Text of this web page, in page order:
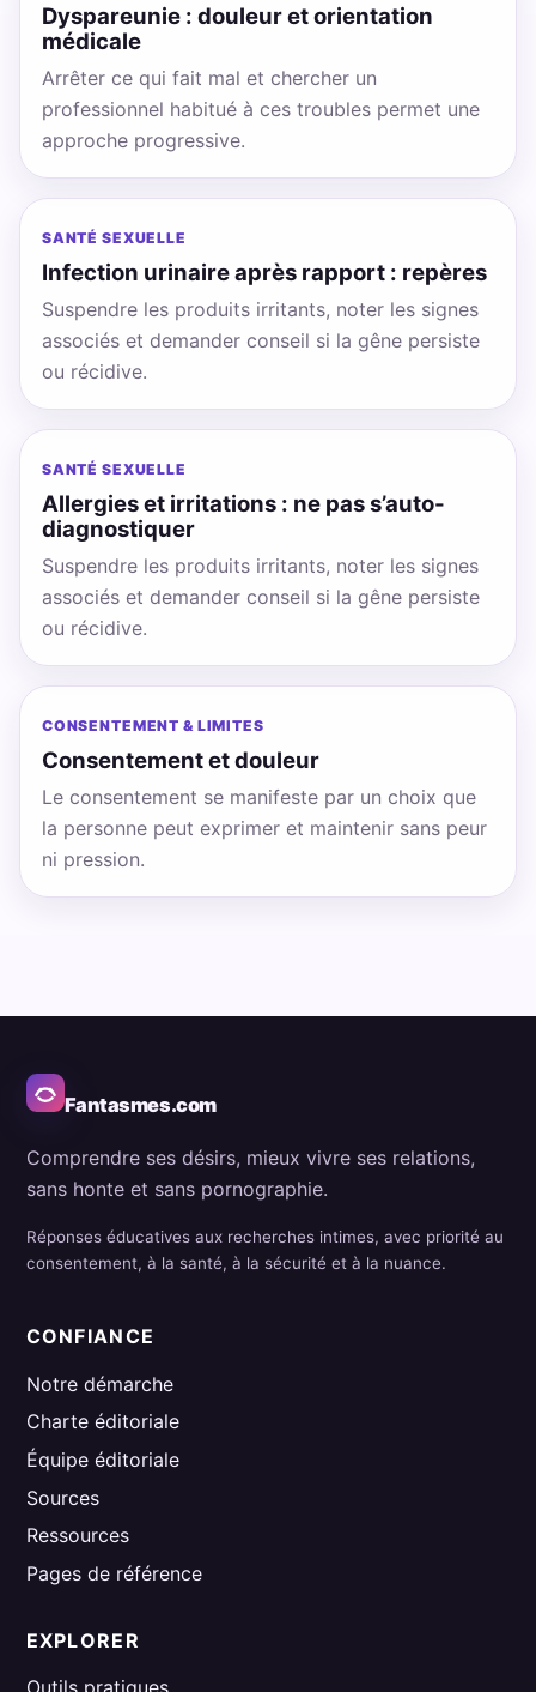
Dyspareunie : douleur et orientation
médicale
Arrêter ce qui fait mal et chercher un
professionnel habitué à ces troubles permet une
approche progressive.
SANTÉ SEXUELLE
Infection urinaire après rapport : repères
Suspendre les produits irritants, noter les signes
associés et demander conseil si la gêne persiste
ou récidive.
SANTÉ SEXUELLE
Allergies et irritations : ne pas s’auto-
diagnostiquer
Suspendre les produits irritants, noter les signes
associés et demander conseil si la gêne persiste
ou récidive.
CONSENTEMENT & LIMITES
Consentement et douleur
Le consentement se manifeste par un choix que
la personne peut exprimer et maintenir sans peur
ni pression.
Fantasmes.com
Comprendre ses désirs, mieux vivre ses relations,
sans honte et sans pornographie.
Réponses éducatives aux recherches intimes, avec priorité au
consentement, à la santé, à la sécurité et à la nuance.
CONFIANCE
Notre démarche
Charte éditoriale
Équipe éditoriale
Sources
Ressources
Pages de référence
EXPLORER